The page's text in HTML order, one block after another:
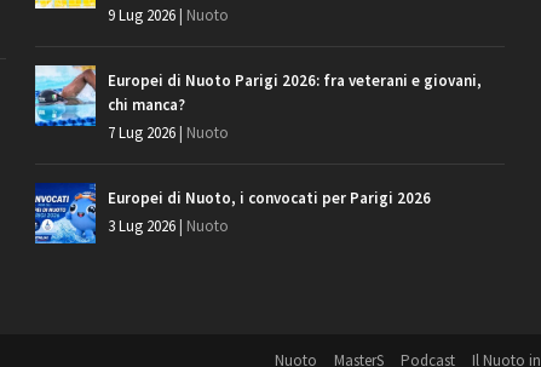
9 Lug 2026| Nuoto
Europei di Nuoto Parigi 2026: fra veterani e giovani,
chi manca?
7 Lug 2026| Nuoto
Europei di Nuoto, i convocati per Parigi 2026
3 Lug 2026| Nuoto
Nuoto MasterS Podcast Il Nuoto